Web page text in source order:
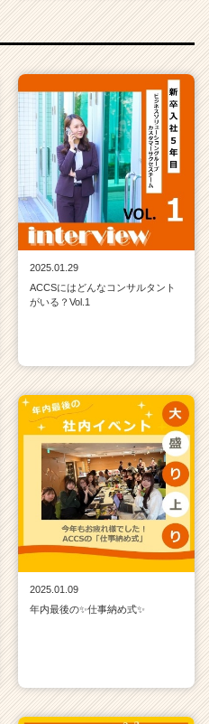
2025.01.29
ACCSにはどんなコンサルタント
がいる？Vol.1
2025.01.09
年内最後の✨仕事納め式✨